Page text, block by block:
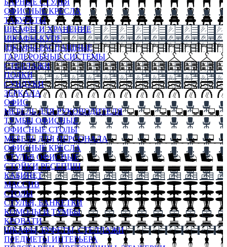
БАРНЫЕ СТУЛЬЯ
ОФИСНЫЕ КРЕСЛА
ТАБУРЕТЫ
ШКАФЫ И ХРАНЕНИЕ
ШКАФЫ-КУПЕ
ШКАФЫ-РАСПАШНЫЕ
ГАРДЕРОБНЫЕ СИСТЕМЫ
СТЕЛЛАЖИ
ПОЛКИ
СУНДУКИ
ЗЕРКАЛА
ОФИС
МЕБЕЛЬ ДЛЯ РУКОВОДИТЕЛЯ
ТУМБЫ ОФИСНЫЕ
ОФИСНЫЕ СТОЛЫ
МЕБЕЛЬ ДЛЯ ПЕРСОНАЛА
ОФИСНЫЕ КРЕСЛА
СТУЛЬЯ ОФИСНЫЕ
СТОЙКИ РЕСЕПШН
КАБИНЕТ
МАССИВ
СТОЛЫ
СТУЛЬЯ, БАНКЕТКИ
КОМОДЫ И ТУМБЫ
КРОВАТИ
ШКАФЫ, БУФЕТЫ, СТЕЛЛАЖИ
ПРЕДМЕТЫ ИНТЕРЬЕРА